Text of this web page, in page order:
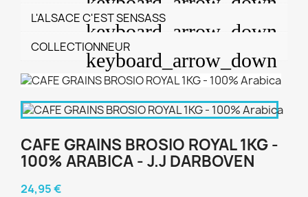
L'ALSACE C'EST SENSASS
COLLECTIONNEUR
CAFE GRAINS BROSIO ROYAL 1KG -
100% ARABICA - J.J DARBOVEN
24,95 €